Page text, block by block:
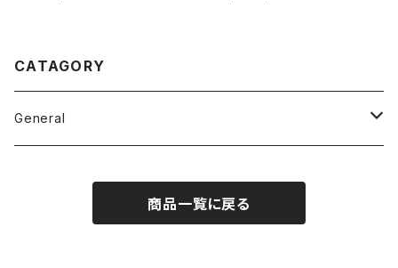
CATAGORY
General
商品一覧に戻る